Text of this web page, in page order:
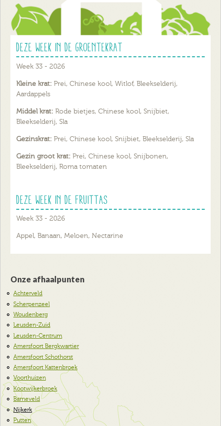
Deze week in de groentekrat
Week 33 - 2026
Kleine krat: Prei, Chinese kool, Witlof, Bleekselderij,
Aardappels
Middel krat: Rode bietjes, Chinese kool, Snijbiet,
Bleekselderij, Sla
Gezinskrat: Prei, Chinese kool, Snijbiet, Bleekselderij, Sla
Gezin groot krat: Prei, Chinese kool, Snijbonen,
Bleekselderij, Roma tomaten
Deze week in de fruittas
Week 33 - 2026
Appel, Banaan, Meloen, Nectarine
Onze afhaalpunten
Achterveld
Scherpenzeel
Woudenberg
Leusden-Zuid
Leusden-Centrum
Amersfoort Bergkwartier
Amersfoort Schothorst
Amersfoort Kattenbroek
Voorthuizen
Kootwijkerbroek
Barneveld
Nijkerk
Putten